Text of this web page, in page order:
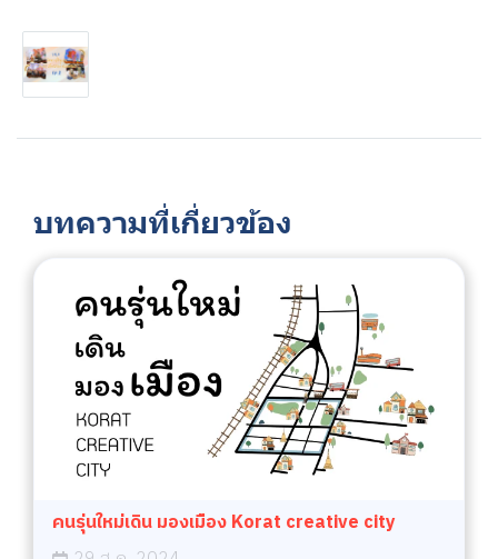
บทความที่เกี่ยวข้อง
คนรุ่นใหม่เดิน มองเมือง Korat creative city